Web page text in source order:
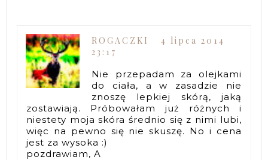
ROGACZKI
4 lipca 2014
23:17
Nie przepadam za olejkami
do ciała, a w zasadzie nie
znoszę lepkiej skórą, jaką
zostawiają. Próbowałam już różnych i
niestety moja skóra średnio się z nimi lubi,
więc na pewno się nie skuszę. No i cena
jest za wysoka :)
pozdrawiam, A